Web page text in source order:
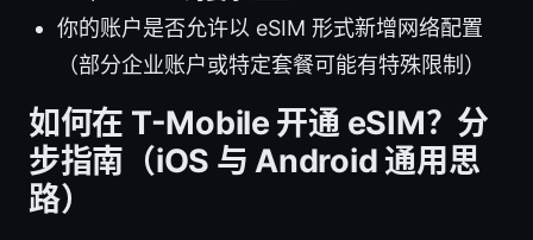
你的账户是否允许以 eSIM 形式新增网络配置
（部分企业账户或特定套餐可能有特殊限制）
如何在 T-Mobile 开通 eSIM？分
步指南（iOS 与 Android 通用思
路）